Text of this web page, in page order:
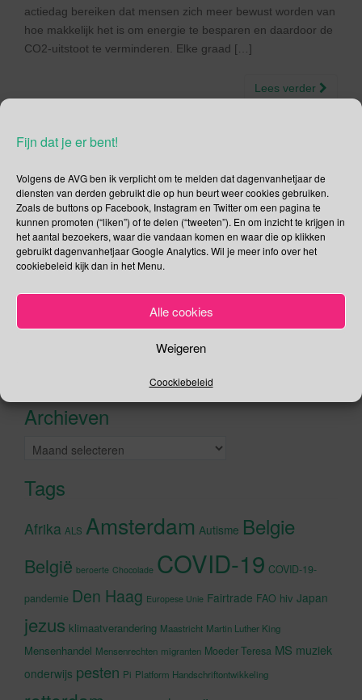
Fijn dat je er bent!
Volgens de AVG ben ik verplicht om te melden dat dagenvanhetjaar de
diensten van derden gebruikt die op hun beurt weer cookies gebruiken.
Zoals de buttons op Facebook, Instagram en Twitter om een pagina te
kunnen promoten (“liken”) of te delen (“tweeten”). En om inzicht te krijgen in
het aantal bezoekers, waar die vandaan komen en waar die op klikken
gebruikt dagenvanhetjaar Google Analytics. Wil je meer info over het
cookiebeleid kijk dan in het Menu.
Alle cookies
Weigeren
Coockiebeleid
actiedag bereiken dat mensen zich meer bewust worden van
hoe makkelijk het is om energie te besparen en daardoor de
CO2-uitstoot te verminderen. Elke graad […]
Lees verder
Social Media
Je kunt me volgen op
Zoeken
Zoeken
Recente tweetsKlik om marketing cookies te
Archieven
Archieven
Tags
Afrika ALS Amsterdam Autisme Belgie
België beroerte Chocolade COVID-19 COVID-19-
pandemie Den Haag Europese Unie Fairtrade FAO hiv Japan
jezus klimaatverandering Maastricht Martin Luther King
Mensenhandel Mensenrechten migranten Moeder Teresa MS muziek
onderwijs pesten Pi Platform Handschriftontwikkeling